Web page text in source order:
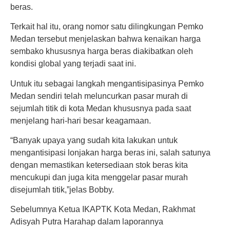
beras.
Terkait hal itu, orang nomor satu dilingkungan Pemko
Medan tersebut menjelaskan bahwa kenaikan harga
sembako khususnya harga beras diakibatkan oleh
kondisi global yang terjadi saat ini.
Untuk itu sebagai langkah mengantisipasinya Pemko
Medan sendiri telah meluncurkan pasar murah di
sejumlah titik di kota Medan khususnya pada saat
menjelang hari-hari besar keagamaan.
“Banyak upaya yang sudah kita lakukan untuk
mengantisipasi lonjakan harga beras ini, salah satunya
dengan memastikan ketersediaan stok beras kita
mencukupi dan juga kita menggelar pasar murah
disejumlah titik,”jelas Bobby.
Sebelumnya Ketua IKAPTK Kota Medan, Rakhmat
Adisyah Putra Harahap dalam laporannya